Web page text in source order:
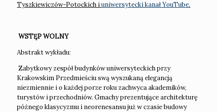
Tyszkiewiczów-Potockich iuniwersytecki kanał YouTube.
WSTĘP WOLNY
Abstrakt wykładu:
Zabytkowy zespół budynków uniwersyteckich przy
Krakowskim Przedmieściu swą wyszukaną elegancją
niezmiennie i o każdej porze roku zachwyca akademików,
turystów i przechodniów. Gmachy prezentujące architekturę
późnego klasycyzmu i neorenesansu już w czasie budowy